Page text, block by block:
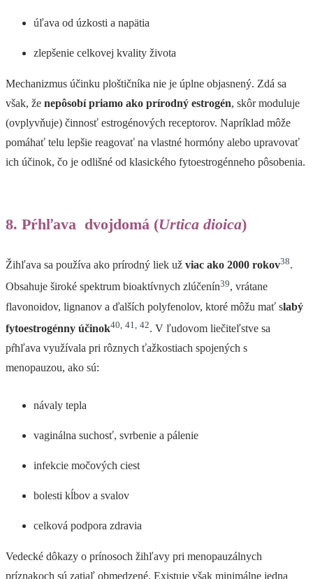
úľava od úzkosti a napätia
zlepšenie celkovej kvality života
Mechanizmus účinku ploštičníka nie je úplne objasnený. Zdá sa
však, že nepôsobí priamo ako prírodný estrogén, skôr moduluje
(ovplyvňuje) činnosť estrogénových receptorov. Napríklad môže
pomáhať telu lepšie reagovať na vlastné hormóny alebo upravovať
ich účinok, čo je odlišné od klasického fytoestrogénneho pôsobenia.
8. Pŕhľava dvojdomá (Urtica dioica)
Žihľava sa používa ako prírodný liek už viac ako 2000 rokov38.
Obsahuje široké spektrum bioaktívnych zlúčenín39, vrátane
flavonoidov, lignanov a ďalších polyfenolov, ktoré môžu mať slabý
fytoestrogénny účinok40 41 42. V ľudovom liečiteľstve sa
pŕhľava využívala pri rôznych ťažkostiach spojených s
menopauzou, ako sú:
návaly tepla
vaginálna suchosť, svrbenie a pálenie
infekcie močových ciest
bolesti kĺbov a svalov
celková podpora zdravia
Vedecké dôkazy o prínosoch žihľavy pri menopauzálnych
príznakoch sú zatiaľ obmedzené. Existuje však minimálne jedna